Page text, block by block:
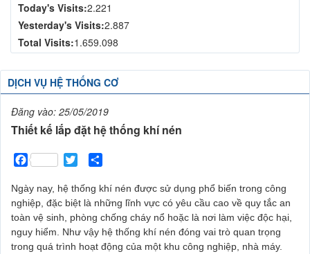
Today's Visits:2.221
Yesterday's Visits:2.887
Total Visits:1.659.098
DỊCH VỤ HỆ THỐNG CƠ
Đăng vào: 25/05/2019
Thiết kế lắp đặt hệ thống khí nén
Facebook
Twitter
Ngày nay, hệ thống khí nén được sử dụng phổ biến trong công
nghiệp, đặc biệt là những lĩnh vực có yêu cầu cao về quy tắc an
toàn vệ sinh, phòng chống cháy nổ hoặc là nơi làm việc độc hại,
nguy hiểm. Như vậy hệ thống khí nén đóng vai trò quan trọng
trong quá trình hoạt động của một khu công nghiệp, nhà máy.